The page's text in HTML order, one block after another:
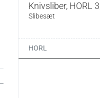
Knivsliber, HORL
Slibesæt
HORL